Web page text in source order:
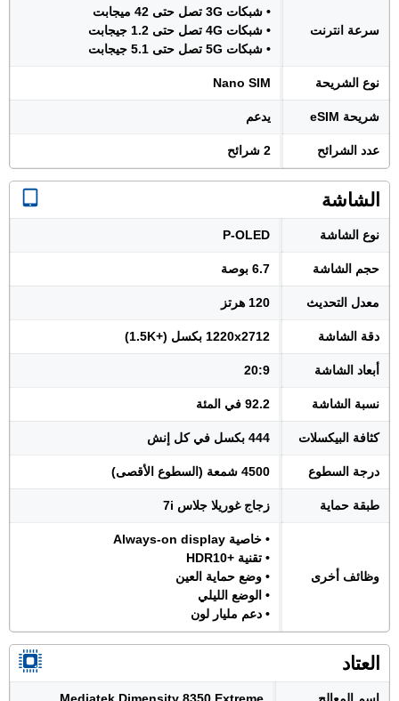
سرعة انترنت
• شبكات 3G تصل حتى 42 ميجابت
• شبكات 4G تصل حتى 1.2 جيجابت
• شبكات 5G تصل حتى 5.1 جيجابت
نوع الشريحة Nano SIM
شريحة eSIM يدعم
عدد الشرائح 2 شرائح
الشاشة
نوع الشاشة P-OLED
حجم الشاشة 6.7 بوصة
معدل التحديث 120 هرتز
دقة الشاشة 1220x2712 بكسل (+1.5K)
أبعاد الشاشة 20:9
نسبة الشاشة 92.2 في المئة
كثافة البيكسلات 444 بكسل في كل إنش
درجة السطوع 4500 شمعة (السطوع الأقصى)
طبقة حماية زجاج غوريلا جلاس 7i
وظائف أخرى
• خاصية Always-on display
• تقنية +HDR10
• وضع حماية العين
• الوضع الليلي
• دعم مليار لون
العتاد